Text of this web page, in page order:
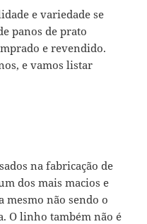
e variedade se
panos de prato
e revendido.
e vamos listar
na fabricação de
dos mais macios e
mesmo não sendo o
O linho também não é